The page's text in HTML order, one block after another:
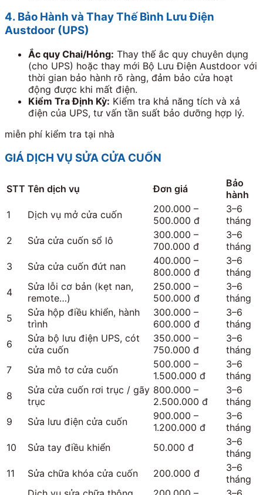
4. Bảo Hành và Thay Thế Bình Lưu Điện
Austdoor (UPS)
Ắc quy Chai/Hỏng: Thay thế ắc quy chuyên dụng
(cho UPS) hoặc thay mới Bộ Lưu Điện Austdoor với
thời gian bảo hành rõ ràng, đảm bảo cửa hoạt
động được khi mất điện.
Kiểm Tra Định Kỳ: Kiểm tra khả năng tích và xả
điện của UPS, tư vấn tần suất bảo dưỡng hợp lý.
miễn phí kiểm tra tại nhà
GIÁ DỊCH VỤ SỬA CỬA CUỐN
STT Tên dịch vụ Đơn giá
Bảo
hành
1
Dịch vụ mở cửa cuốn
200.000 –
500.000 đ
3–6
tháng
2
Sửa cửa cuốn sổ lô
300.000 –
700.000 đ
3–6
tháng
3
Sửa cửa cuốn đứt nan
400.000 –
800.000 đ
3–6
tháng
4
Sửa lỗi cơ bản (kẹt nan,
remote…)
250.000 –
500.000 đ
3–6
tháng
5
Sửa hộp điều khiển, hành
trình
300.000 –
600.000 đ
3–6
tháng
6
Sửa bộ lưu điện UPS, cót
cửa cuốn
350.000 –
750.000 đ
3–6
tháng
7
Sửa mô tơ cửa cuốn
500.000 –
1.500.000 đ
3–6
tháng
8
Sửa cửa cuốn rơi trục / gãy
trục
800.000 –
2.500.000 đ
3–6
tháng
9
Sửa lưu điện cửa cuốn
900.000 –
1.200.000 đ
3–6
tháng
10
Sửa tay điều khiển 50.000 đ
3–6
tháng
11
Sửa chữa khóa cửa cuốn 200.000 đ
3–6
tháng